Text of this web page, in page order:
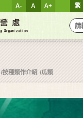
繁
A- A A+
按種類作介紹 瓜類